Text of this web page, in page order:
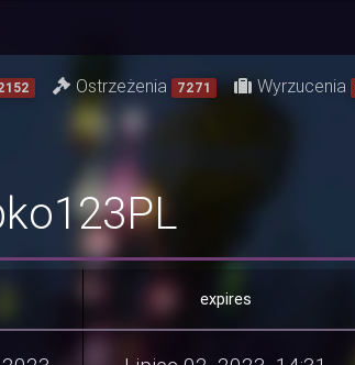
Ostrzeżenia 7271 Wyrzucenia
expires